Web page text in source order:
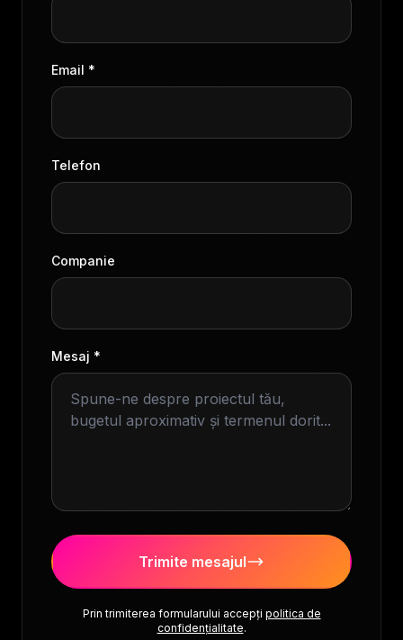
Email *
Telefon
Companie
Mesaj *
Trimite mesajul
Prin trimiterea formularului accepți politica de
confidențialitate.